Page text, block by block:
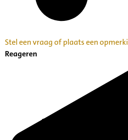
Stel een vraag of plaats een
Reageren